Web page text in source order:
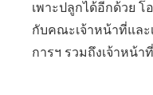
เพาะปลูกได้อีกด้วย
กับคณะเจ้าหน้าที่และ
การฯ รวมถึงเจ้าหน้า